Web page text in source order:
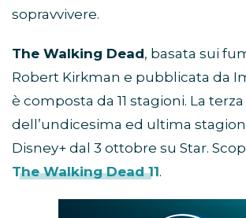
sopravvivere.
The Walking Dead, basata sui
Robert Kirkman e pubblicata da
è composta da 11 stagioni. La
dell’undicesima ed ultima
Disney+ dal 3 ottobre su Star.
The Walking Dead 11.